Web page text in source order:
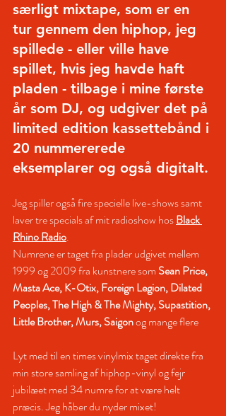
særligt mixtape, som er en
tur gennem den hiphop, jeg
spillede - eller ville have
spillet, hvis jeg havde haft
pladen - tilbage i mine første
år som DJ, og udgiver det på
limited edition kassettebånd i
20 nummererede
eksemplarer og også digitalt.
Jeg spiller også fire specielle live-shows samt
laver tre specials af mit radioshow hos Black
Rhino Radio.
Numrene er taget fra plader udgivet mellem
1999 og 2009 fra kunstnere som Sean Price,
Masta Ace, K-Otix, Foreign Legion, Dilated
Peoples, The High & The Mighty, Supastition,
Little Brother, Murs, Saigon og mange flere
Lyt med til en times vinylmix taget direkte fra
min store samling af hiphop-vinyl og fejr
jubilæet med 34 numre for at være helt
præcis. Jeg håber du nyder mixet!